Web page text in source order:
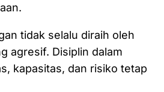
tidak selalu diraih oleh
agresif. Disiplin dalam
kapasitas, dan risiko tetap